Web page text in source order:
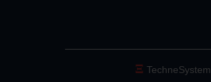
Ξ TechneSystem